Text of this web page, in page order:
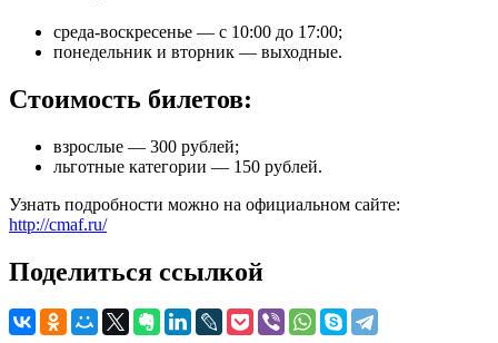
среда-воскресенье — c 10:00 до 17:00;
понедельник и вторник — выходные.
Стоимость билетов:
взрослые — 300 рублей;
льготные категории — 150 рублей.
Узнать подробности можно на официальном сайте:
http://cmaf.ru/
Поделиться ссылкой